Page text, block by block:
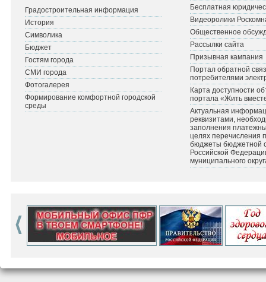
Градостроительная информация
История
Символика
Бюджет
Гостям города
СМИ города
Фотогалерея
Формирование комфортной городской
среды
Бесплатная
Видеоролики
Общественное
Рассылки сайта
Призывная кампания
Портал обратной
потребителями
Карта доступности
портала «Жить
Актуальная
реквизитами,
заполнения
целях перечисления
бюджеты бюджетной
Российской
муниципального